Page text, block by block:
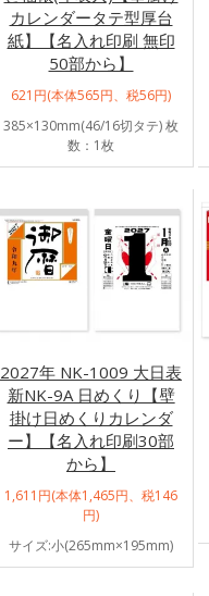
カレンダータテ型厚台
紙】【名入れ印刷 無印
50部から】
621円(本体565円、税56円)
385×130mm(46/16切タテ) 枚
数：1枚
2027年 NK-1009 大日表
新NK-9A 日めくり【壁
掛け日めくりカレンダ
ー】【名入れ印刷30部
から】
1,611円(本体1,465円、税146
円)
サイズ:小(265mm×195mm)